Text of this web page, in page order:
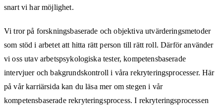
snart vi har möjlighet.
Vi tror på forskningsbaserade och objektiva utvärderingsmetoder
som stöd i arbetet att hitta rätt person till rätt roll. Därför använder
vi oss utav arbetspsykologiska tester, kompetensbaserade
intervjuer och bakgrundskontroll i våra rekryteringsprocesser. Här
på vår karriärsida kan du läsa mer om stegen i vår
kompetensbaserade rekryteringsprocess. I rekryteringsprocessen